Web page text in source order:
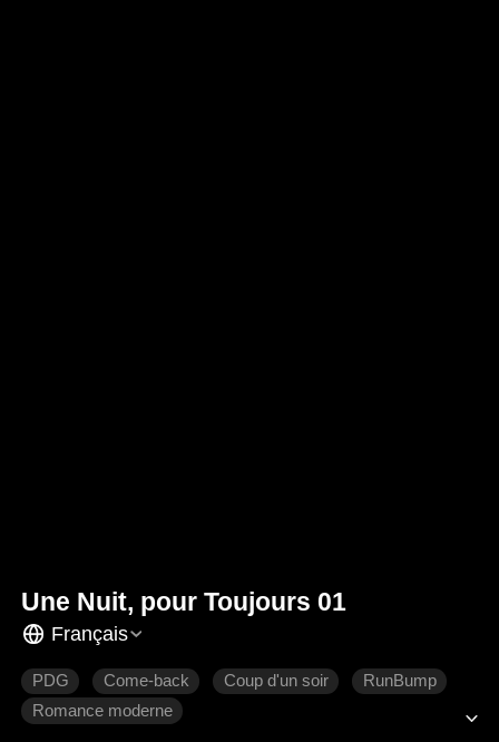
Une Nuit, pour Toujours 01
Français
PDG Come-back Coup d'un soir
RunBump
Romance moderne